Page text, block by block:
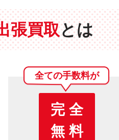
張買取とは
全ての手数料が
完 全
無 料